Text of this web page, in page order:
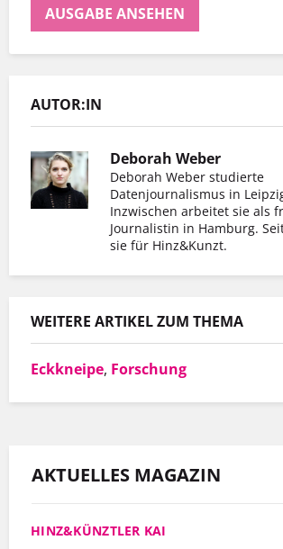
AUSGABE ANSEHEN
AUTOR:IN
Deborah Weber
Deborah Weber studierte
Datenjournalismus in
Inzwischen arbeitet sie als
Journalistin in Hamburg.
sie für Hinz&Kunzt.
WEITERE ARTIKEL ZUM THEMA
Eckkneipe, Forschung
Er hat mit Hinz&Kunzt nicht nur
Wohnung gefunden, sondern auch
Arbeitgeber, der ihn so schätzt, wie
MEHR INFOS
AKTUELLES MAGAZIN
HINZ&KÜNZTLER KAI